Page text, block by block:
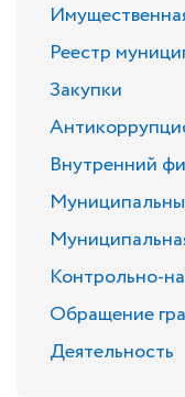
Реестр
Закупки
Внутренний
Контрольно-
Обращение
Деятельность